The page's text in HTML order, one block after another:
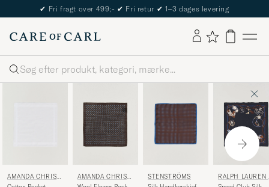
✔ Fri fragt over 499;- ✔ Fri retur ✔ 1–3 dages levering
Søg
AMANDA CHRIST
AMANDA CHRIST
STENSTRÖMS
RALPH LAUREN